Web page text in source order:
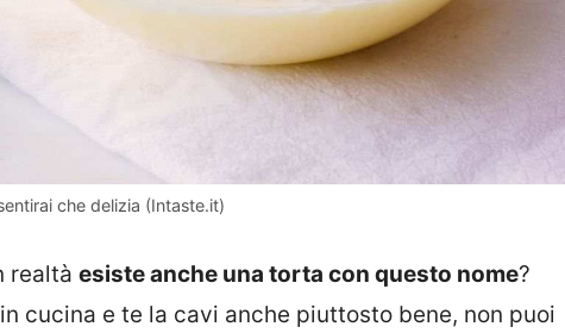
che delizia (Intaste.it)
realtà esiste anche una torta con questo nome?
cucina e te la cavi anche piuttosto bene, non puoi